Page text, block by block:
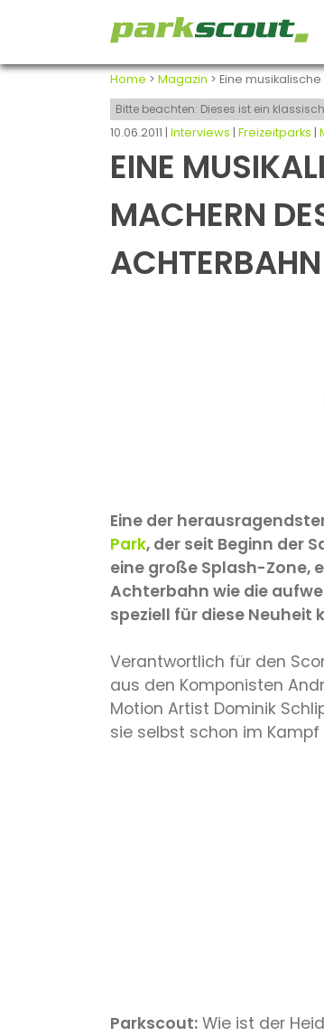
Home > Magazin > Eine
Bitte beachten: Dieses ist ein
10.06.2011 | Interviews Freizeitparks
EINE
MACHERN
ACHTERBAHN
Eine der
Park, der seit Beginn der
eine große Splash-Zone,
Achterbahn wie die
speziell für diese Neuheit
Verantwortlich für den
aus den Komponisten
Motion Artist Dominik
sie selbst schon im
Parkscout: Wie ist der